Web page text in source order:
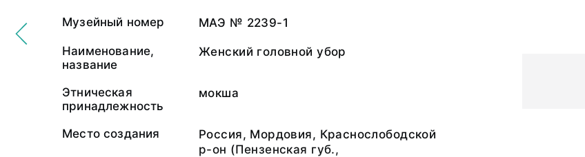
Музейный номер МАЭ № 2239-1
Наименование,
название
Женский головной убор
Этническая
принадлежность
мокша
Место создания
Россия, Мордовия, Краснослободской
р-он (Пензенская губ.,